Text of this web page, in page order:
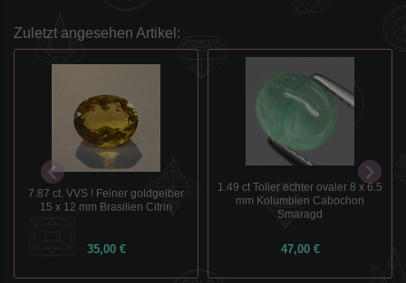
Zuletzt angesehen Artikel:
7.87 ct. VVS ! Feiner goldgelber
15 x 12 mm Brasilien Citrin
35,00 €
1.49 ct Toller echter ovaler 8 x 6.5
mm Kolumbien Cabochon
Smaragd
47,00 €